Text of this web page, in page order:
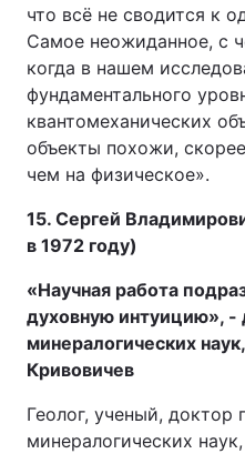
что всё не сводится к
Самое неожиданное, с
когда в нашем
фундаментального
квантомеханических
объекты похожи,
чем на физическое».
15. Сергей
в 1972 году)
«Научная работа
духовную интуицию», -
минералогических
Кривовичев
Геолог, ученый, доктор
минералогических